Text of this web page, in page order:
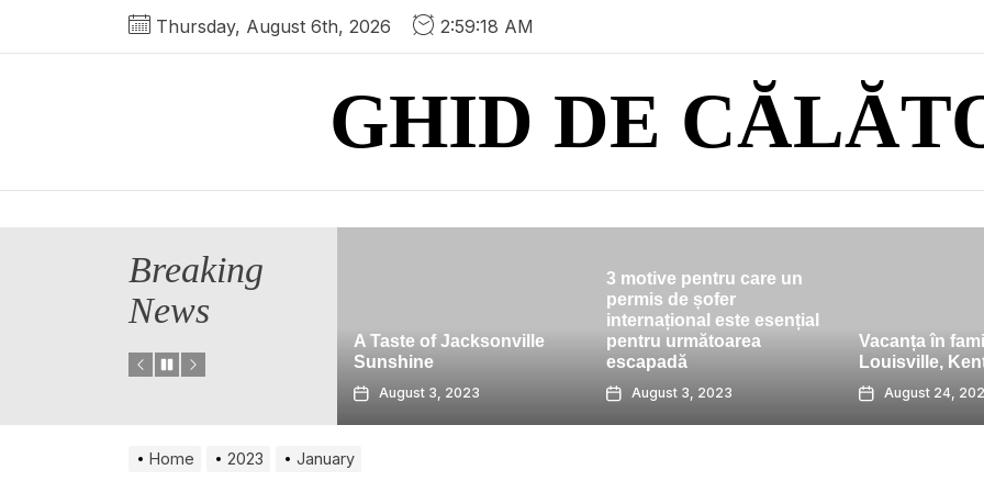
Thursday, August 6th, 2026 2:59:18 AM
GHID DE
Breaking
News
Sunshine
pentru următoarea
escapadă
August 3, 2023
Vacanța în familie în
Louisville, Kentucky
August 24, 2023
să navigați
precum
August
Home 2023 January